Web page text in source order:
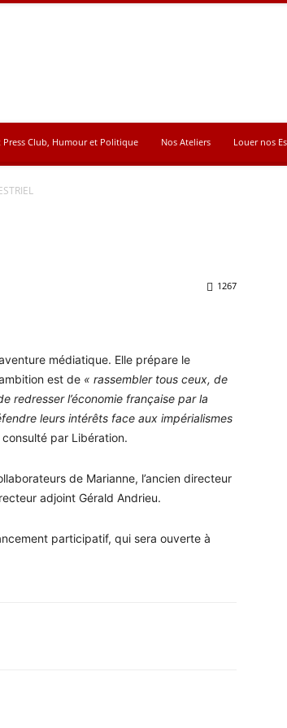
Press Club, Humour et Politique Nos Ateliers Louer nos
1267
médiatique. Elle prépare le
est de « rassembler tous ceux, de
redresser l’économie française par la
leurs intérêts face aux impérialismes
par Libération.
de Marianne, l’ancien directeur
adjoint Gérald Andrieu.
participatif, qui sera ouverte à